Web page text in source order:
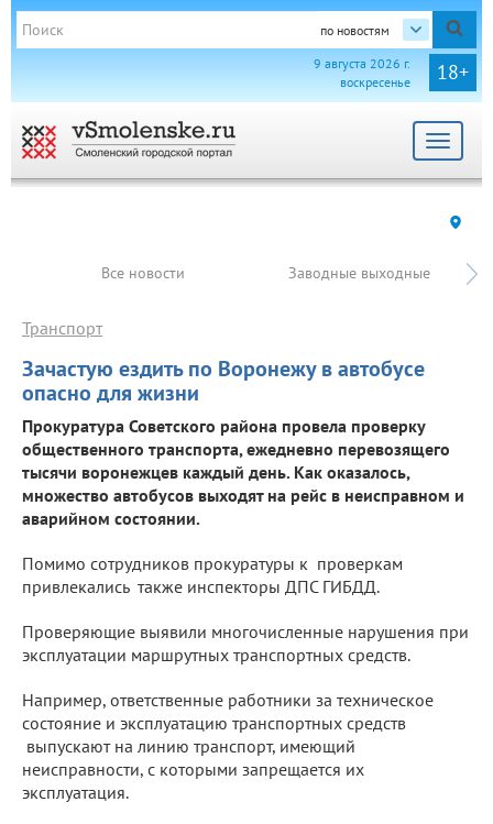
по новостям
18+
9 августа 2026 г.
воскресенье
Toggle
Все новости Заводные выходные
Зачастую ездить по Воронежу в автобусе
опасно для жизни
Транспорт
Прокуратура Советского района провела проверку
общественного транспорта, ежедневно перевозящего
тысячи воронежцев каждый день. Как оказалось,
множество автобусов выходят на рейс в неисправном и
аварийном состоянии.
Помимо сотрудников прокуратуры к проверкам
привлекались также инспекторы ДПС ГИБДД.
Проверяющие выявили многочисленные нарушения при
эксплуатации маршрутных транспортных средств.
Например, ответственные работники за техническое
состояние и эксплуатацию транспортных средств
выпускают на линию транспорт, имеющий
неисправности, с которыми запрещается их
эксплуатация.